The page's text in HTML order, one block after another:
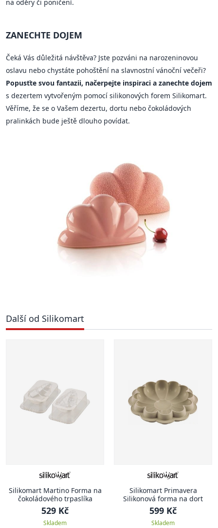
na oděry či poničení.
ZANECHTE DOJEM
Čeká Vás důležitá návštěva? Jste pozváni na narozeninovou
oslavu nebo chystáte pohoštění na slavnostní vánoční večeři?
Popusťte svou fantazii, načerpejte inspiraci a zanechte dojem
s dezertem vytvořeným pomocí silikonových forem Silikomart.
Věříme, že se o Vašem dezertu, dortu nebo čokoládových
pralinkách bude ještě dlouho povídat.
Další od Silikomart
Silikomart Martino Forma na
čokoládového trpaslíka
529 Kč
Skladem
Silikomart Primavera
Silikonová forma na dort
599 Kč
Skladem